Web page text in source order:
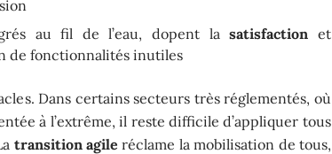
au fil de l’eau, dopent lasatisfaction et
de fonctionnalités inutiles
Dans certains secteurs très réglementés, où
à l’extrême, il reste difficile d’appliquer tous
transition agile réclame la mobilisation de tous,